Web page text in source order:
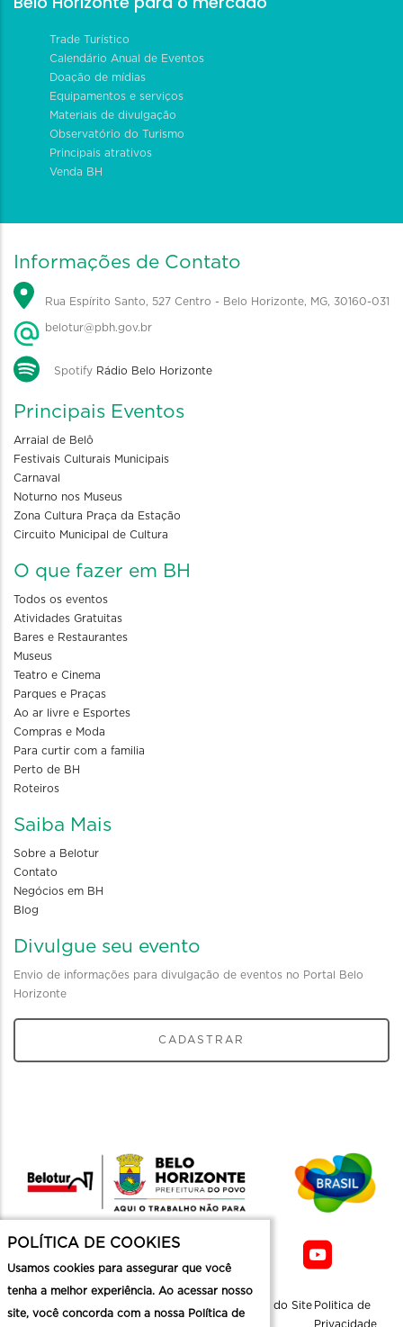
Trade Turístico
Calendário Anual de Eventos
Doação de mídias
Equipamentos e serviços
Materiais de divulgação
Observatório do Turismo
Principais atrativos
Venda BH
Informações de Contato
Rua Espírito Santo, 527 Centro - Belo Horizonte, MG, 30160-031
belotur@pbh.gov.br
Spotify Rádio Belo Horizonte
Principais Eventos
Arraial de Belô
Festivais Culturais Municipais
Carnaval
Noturno nos Museus
Zona Cultura Praça da Estação
Circuito Municipal de Cultura
O que fazer em BH
Todos os eventos
Atividades Gratuitas
Bares e Restaurantes
Museus
Teatro e Cinema
Parques e Praças
Ao ar livre e Esportes
Compras e Moda
Para curtir com a familia
Perto de BH
Roteiros
Saiba Mais
Sobre a Belotur
Contato
Negócios em BH
Blog
Divulgue seu evento
Envio de informações para divulgação de eventos no Portal Belo
Horizonte
CADASTRAR
Mapa do Site Politica de
Privacidade
POLÍTICA DE COOKIES
Usamos cookies para assegurar que você
tenha a melhor experiência. Ao acessar nosso
site, você concorda com a nossa Política de